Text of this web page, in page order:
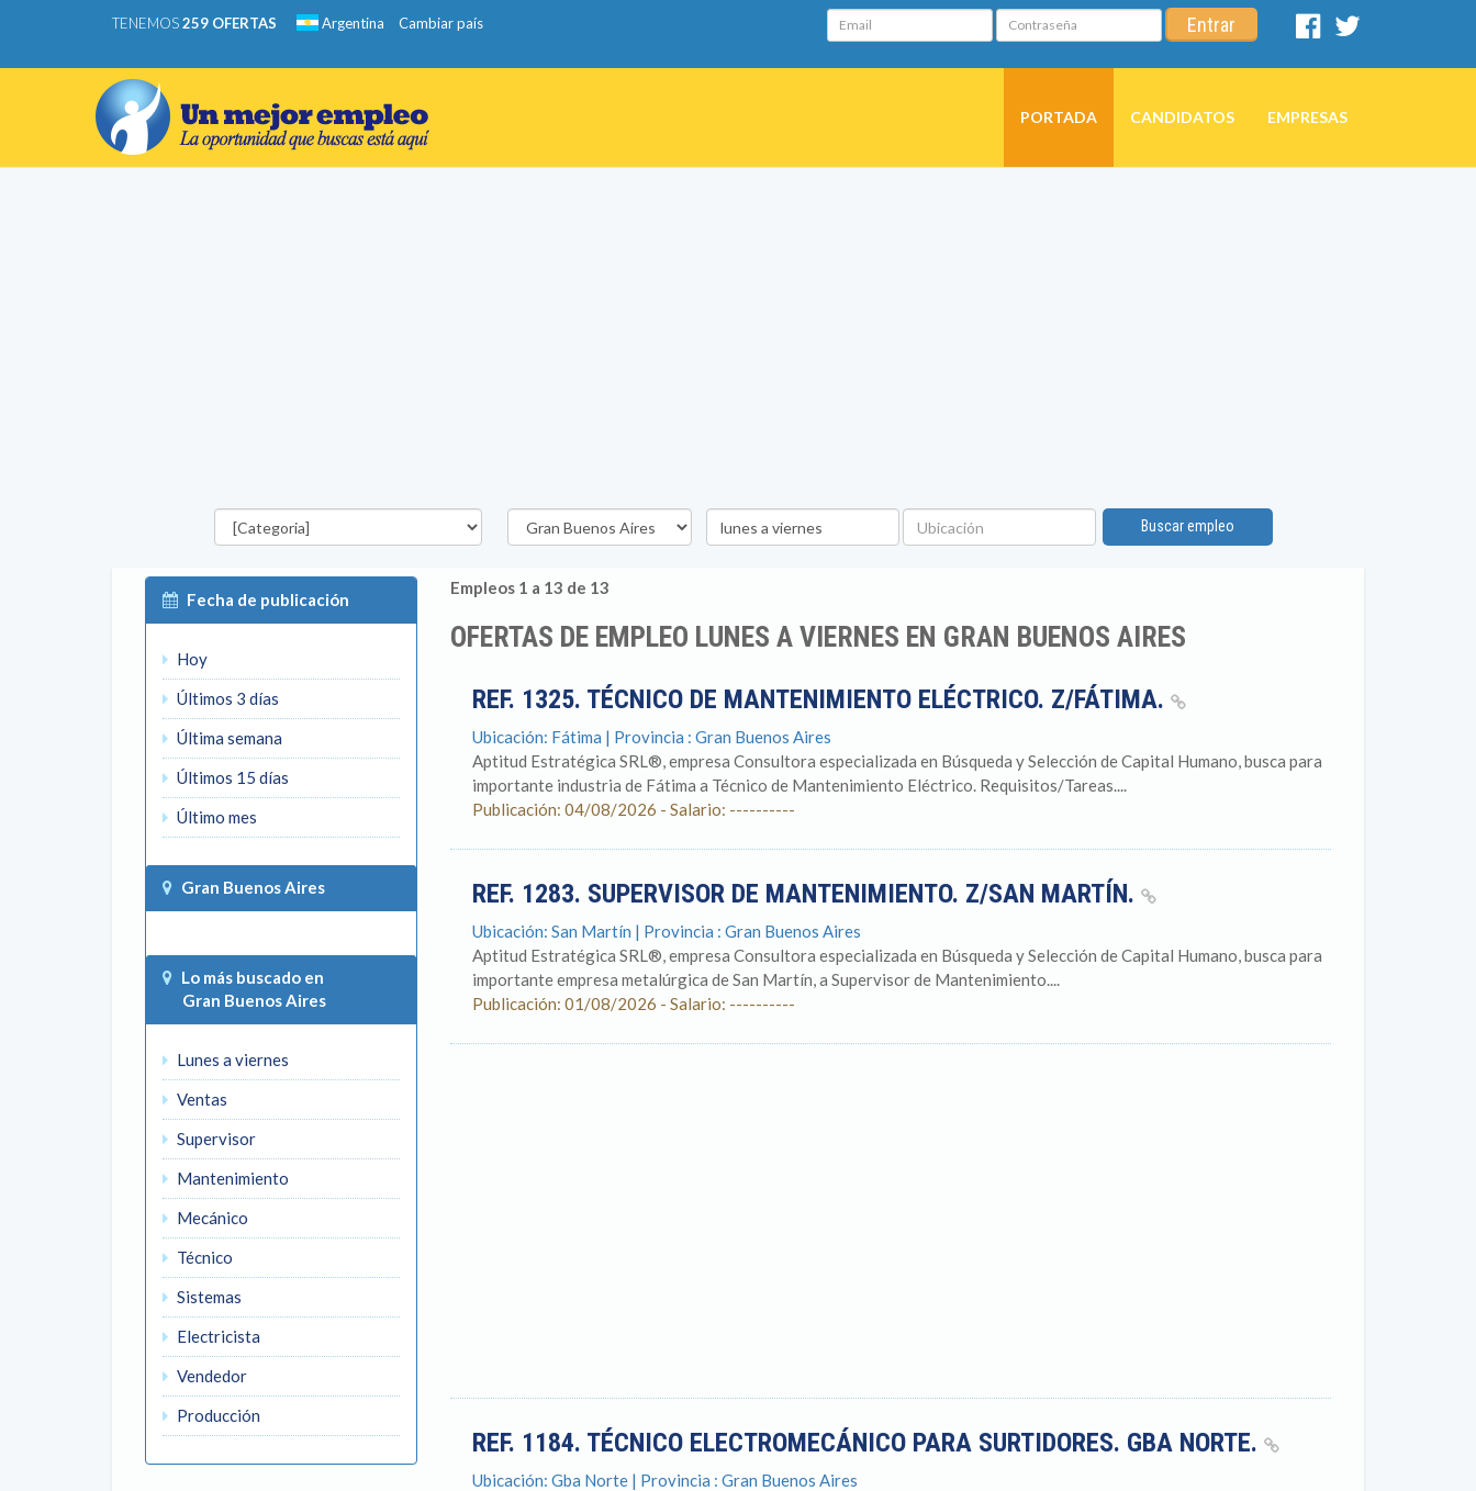
TENEMOS259 OFERTAS Argentina Cambiar país Email Contraseña Entrar
Facebook
PORTADA CANDIDATOS EMPRESAS
Categorías Provincia
Palabra
clave
Ubicación
Buscar empleo
Fecha de publicación
Hoy
Últimos 3 días
Última semana
Últimos 15 días
Último mes
Gran Buenos Aires
Lo más buscado en
Gran Buenos Aires
Lunes a viernes
Ventas
Supervisor
Mantenimiento
Mecánico
Técnico
Sistemas
Electricista
Vendedor
Producción
Empleos 1 a 13 de 13
OFERTAS DE EMPLEO LUNES A VIERNES EN GRAN BUENOS AIRES
REF. 1325. TÉCNICO DE MANTENIMIENTO ELÉCTRICO. Z/FÁTIMA.
Ubicación: Fátima | Provincia : Gran Buenos Aires
Aptitud Estratégica SRL®, empresa Consultora especializada en Búsqueda y Selección de Capital Humano, busca para
importante industria de Fátima a Técnico de Mantenimiento Eléctrico. Requisitos/Tareas....
Publicación: 04/08/2026 - Salario: ----------
REF. 1283. SUPERVISOR DE MANTENIMIENTO. Z/SAN MARTÍN.
Ubicación: San Martín | Provincia : Gran Buenos Aires
Aptitud Estratégica SRL®, empresa Consultora especializada en Búsqueda y Selección de Capital Humano, busca para
importante empresa metalúrgica de San Martín, a Supervisor de Mantenimiento....
Publicación: 01/08/2026 - Salario: ----------
REF. 1184. TÉCNICO ELECTROMECÁNICO PARA SURTIDORES. GBA NORTE.
Ubicación: Gba Norte | Provincia : Gran Buenos Aires